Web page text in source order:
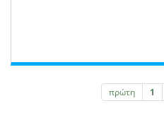
πρώτη 1